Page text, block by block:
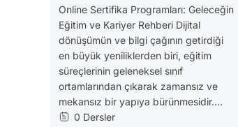
Online Sertifika Programları: Geleceğin
Eğitim ve Kariyer Rehberi Dijital
dönüşümün ve bilgi çağının getirdiği
en büyük yeniliklerden biri, eğitim
süreçlerinin geleneksel sınıf
ortamlarından çıkarak zamansız ve
mekansız bir yapıya bürünmesidir....
0 Dersler